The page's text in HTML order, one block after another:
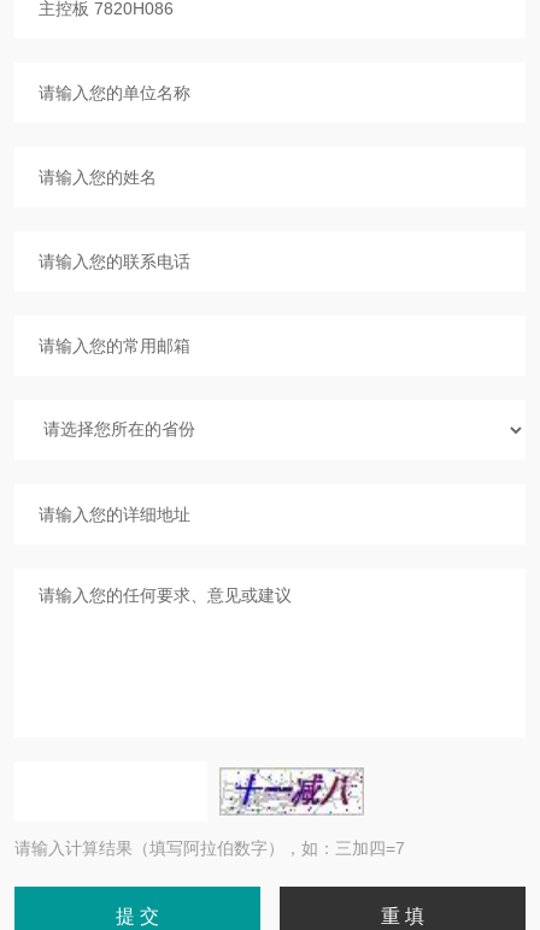
请输入计算结果（填写阿拉伯数字），如：三加四=7